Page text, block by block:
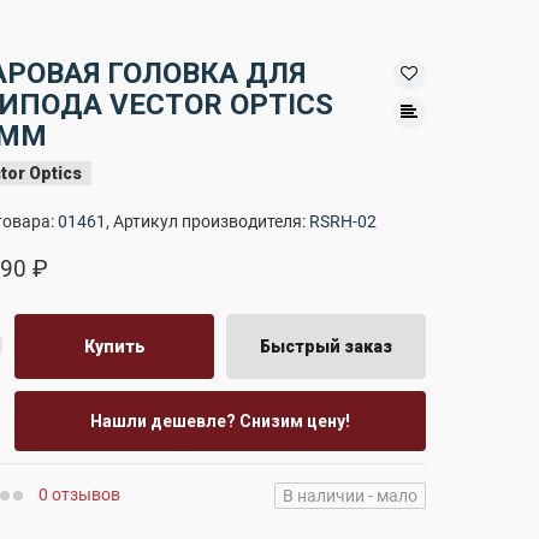
ГОЛОВКА ДЛЯ
VECTOR OPTICS
Optics
01461 , Артикул производителя: RSRH-02
₽
Купить Быстрый заказ
Нашли дешевле? Снизим цену!
0 отзывов В наличии - мало